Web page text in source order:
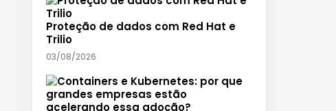
Proteção de dados com Red Hat e
Trilio
03/08/2026